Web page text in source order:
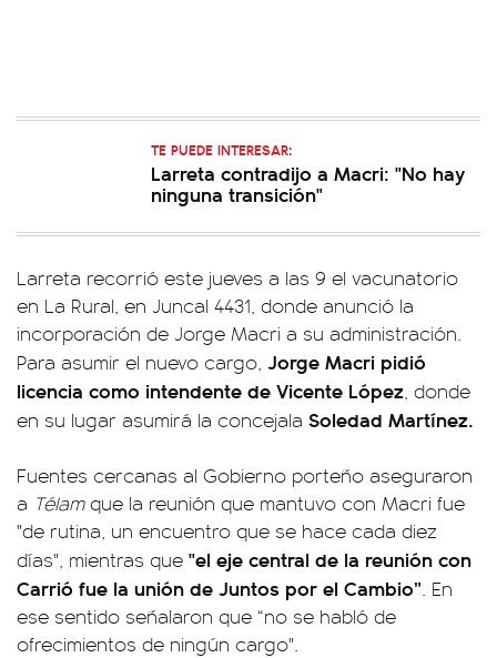
TE PUEDE INTERESAR:
Larreta contradijo a Macri: "No hay
ninguna transición"
Larreta recorrió este jueves a las 9 el vacunatorio
en La Rural, en Juncal 4431, donde anunció la
incorporación de Jorge Macri a su administración.
Para asumir el nuevo cargo, Jorge Macri pidió
licencia como intendente de Vicente López, donde
en su lugar asumirá la concejala Soledad Martínez.
Fuentes cercanas al Gobierno porteño aseguraron
a Télamque la reunión que mantuvo con Macri fue
"de rutina, un encuentro que se hace cada diez
días", mientras que "el eje central de la reunión con
Carrió fue la unión de Juntos por el Cambio”. En
ese sentido señalaron que “no se habló de
ofrecimientos de ningún cargo".